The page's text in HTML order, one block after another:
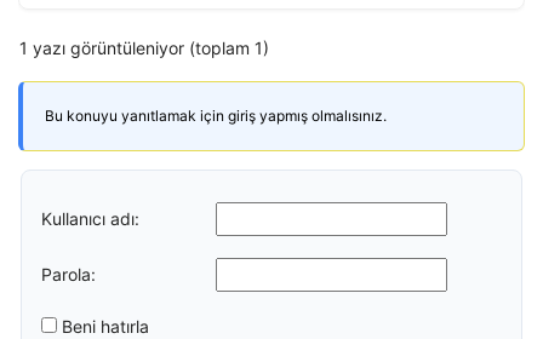
1 yazı görüntüleniyor (toplam 1)
Bu konuyu yanıtlamak için giriş yapmış olmalısınız.
Kullanıcı adı:
Parola:
Beni hatırla